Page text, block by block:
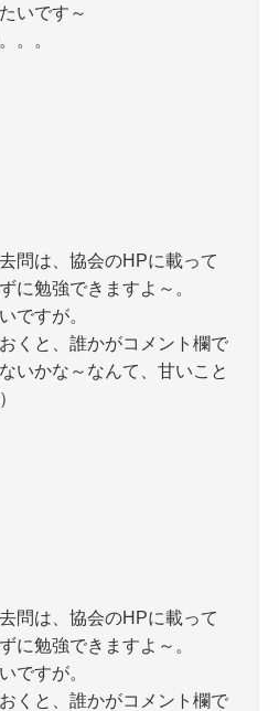
いです～
。。
問は、協会のHPに載って
に勉強できますよ～。
ですが。
くと、誰かがコメント欄で
いかな～なんて、甘いこと
問は、協会のHPに載って
に勉強できますよ～。
ですが。
くと、誰かがコメント欄で